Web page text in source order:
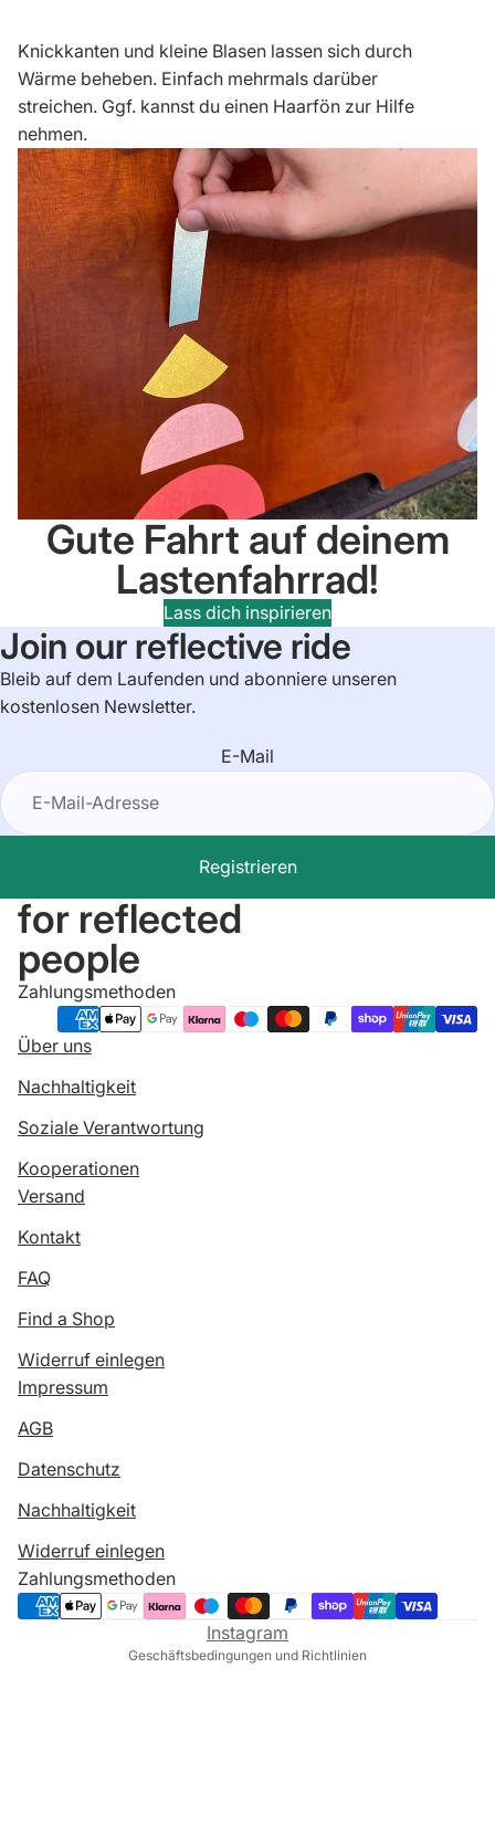
Knickkanten und kleine Blasen lassen sich durch
Wärme beheben. Einfach mehrmals darüber
streichen. Ggf. kannst du einen Haarfön zur Hilfe
nehmen.
Gute Fahrt auf deinem
Lastenfahrrad!
Lass dich inspirieren
Join our reflective ride
Bleib auf dem Laufenden und abonniere unseren
kostenlosen Newsletter.
E-Mail
Registrieren
for reflected
people
Zahlungsmethoden
Über uns
Nachhaltigkeit
Soziale Verantwortung
Kooperationen
Versand
Kontakt
FAQ
Find a Shop
Widerruf einlegen
Impressum
AGB
Datenschutz
Nachhaltigkeit
Widerruf einlegen
Zahlungsmethoden
Instagram
Geschäftsbedingungen und Richtlinien
Datenschutzerklärung
Kontaktinformationen
AGB
Widerrufsrecht
Versand